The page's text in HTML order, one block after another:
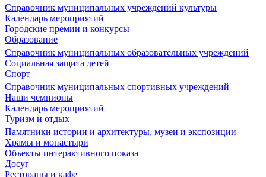
Справочник муниципальных учреждений культуры
Календарь мероприятий
Городские премии и конкурсы
Образование
Справочник муниципальных образовательных учреждений
Социальная защита детей
Спорт
Справочник муниципальных спортивных учреждений
Наши чемпионы
Календарь мероприятий
Туризм и отдых
Памятники истории и архитектуры, музеи и экспозиции
Храмы и монастыри
Объекты интерактивного показа
Досуг
Рестораны и кафе